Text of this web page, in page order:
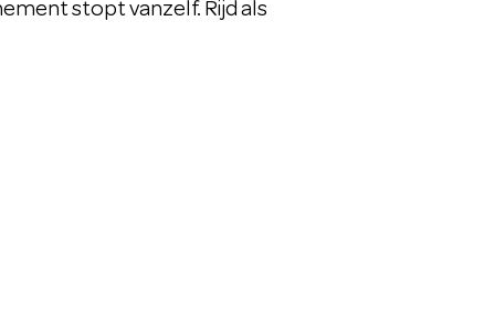
stopt vanzelf. Rijd als